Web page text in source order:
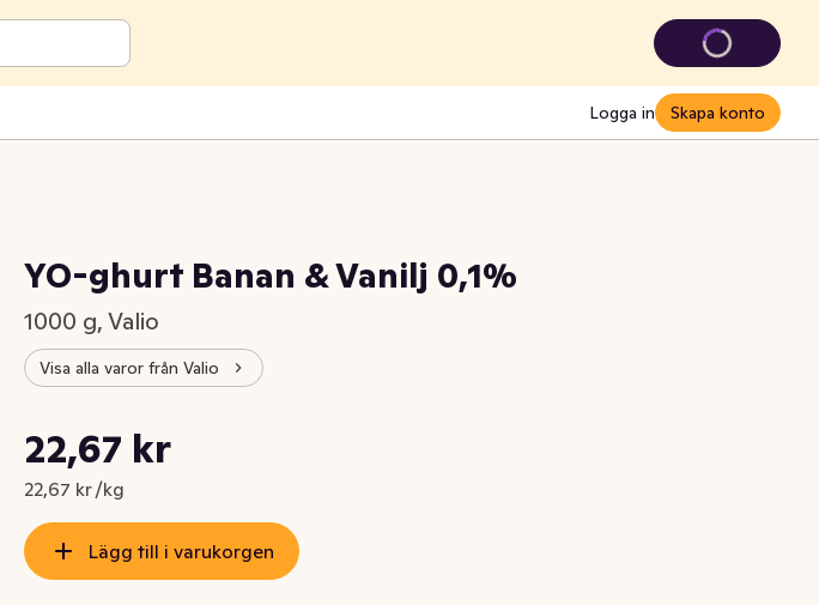
Logga in Skapa konto
YO-ghurt Banan & Vanilj 0,1%
1000 g, Valio
Visa alla varor från Valio
Nuvarande pris är: 22,67 kr
22,67 kr
22,67 kr /kg
Styckpris: 22,67 kr /kg
Lägg till i varukorgen